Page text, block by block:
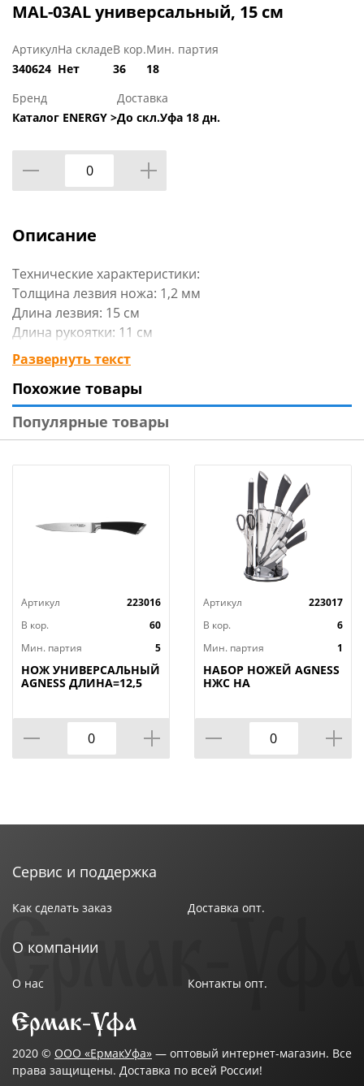
MAL-03AL универсальный, 15 см
Артикул
340624
На складе
Нет
В кор.
36
Мин. партия
18
Бренд
Каталог ENERGY >
Доставка
До скл.Уфа 18 дн.
Описание
Технические характеристики:
Толщина лезвия ножа: 1,2 мм
Длина лезвия: 15 см
Длина рукоятки: 11 см
Габариты: 0,334 х 0,06 х 0,019 мм
Вид упаковки: блистер
Материал изделия: нержав. сталь, дерево
Бренд: Mallony
Страна-изготовитель: Китай
Развернуть текст
Похожие товары
Популярные товары
Артикул
223016
В кор.
60
Мин. партия
5
НОЖ УНИВЕРСАЛЬНЫЙ
AGNESS ДЛИНА=12,5
Артикул
223017
В кор.
6
Мин. партия
1
НАБОР НОЖЕЙ AGNESS
НЖС НА
ПОДСТАВКЕ 8 ПР.,
КОР=6НАБОР.
Сервис и поддержка
Как сделать заказ Доставка опт.
О компании
О нас Контакты опт.
2020 © ООО «ЕрмакУфа» — оптовый интернет-магазин. Все
права защищены. Доставка по всей России!